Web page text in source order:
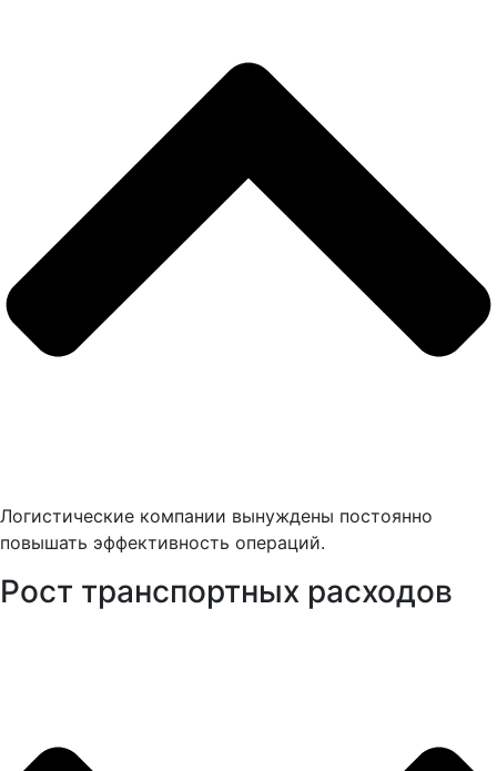
Логистические компании вынуждены постоянно
повышать эффективность операций.
Рост транспортных расходов